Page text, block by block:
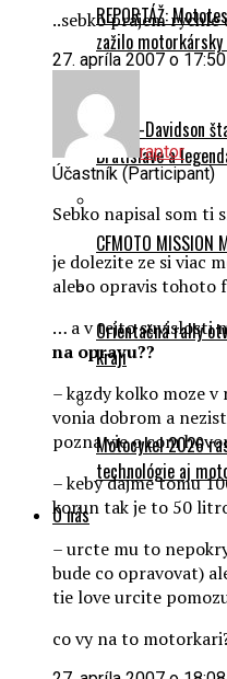
REPORTÁŽ:
zažilo
Harley-Davidson
Bratislave a
CFMOTO
Orientačná rally
kraji
Motocykel 2026
technológie aj
O nás
..sebko prajem rychle
27. apríla 2007 o 17:50
raptor
Účastník (Participant)
Sebko napisal som ti
je dolezite ze si viac
alebo opravis tohoto
… a v tejto suvislosti
na opravu??
– kazdy kolko moze
vonia dobrom a
pozna vie o com
– keby dajme tomu
korun tak je to 50
– urcte mu to
bude co opravovat)
tie love urcite
co vy na to